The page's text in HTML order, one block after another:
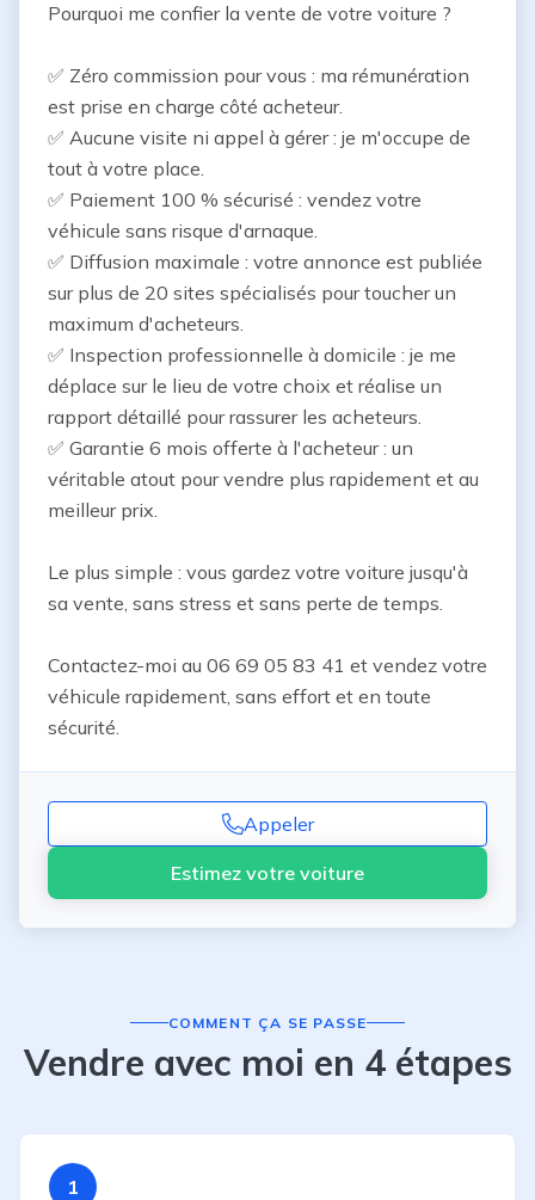
Pourquoi me confier la vente de votre voiture ?
✅ Zéro commission pour vous : ma rémunération
est prise en charge côté acheteur.
✅ Aucune visite ni appel à gérer : je m'occupe de
tout à votre place.
✅ Paiement 100 % sécurisé : vendez votre
véhicule sans risque d'arnaque.
✅ Diffusion maximale : votre annonce est publiée
sur plus de 20 sites spécialisés pour toucher un
maximum d'acheteurs.
✅ Inspection professionnelle à domicile : je me
déplace sur le lieu de votre choix et réalise un
rapport détaillé pour rassurer les acheteurs.
✅ Garantie 6 mois offerte à l'acheteur : un
véritable atout pour vendre plus rapidement et au
meilleur prix.
Le plus simple : vous gardez votre voiture jusqu'à
sa vente, sans stress et sans perte de temps.
Contactez-moi au 06 69 05 83 41 et vendez votre
véhicule rapidement, sans effort et en toute
sécurité.
Appeler
Estimez votre voiture
COMMENT ÇA SE PASSE
Vendre avec moi en 4 étapes
1